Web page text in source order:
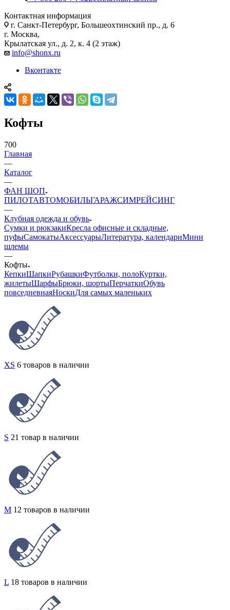
Контактная информация
г. Санкт-Петербург, Большеохтинский пр., д. 6
г. Москва,
Крылатская ул., д. 2, к. 4 (2 этаж)
info@shonx.ru
Вконтакте
Кофты
700
Главная
—
Каталог
—
ФАН ШОП
ПИЛОТАВТОМОБИЛЬГАРАЖСИМРЕЙСИНГ
—
Клубная одежда и обувь
Сумки и рюкзакиКресла офисные и складные,
пуфыСамокатыАксессуарыЛитература, календариМини
шлемы
—
Кофты
КепкиШапкиРубашкиФутболки, полоКуртки,
жилетыШарфыБрюки, шортыПерчаткиОбувь
повседневнаяНоскиДля самых маленьких
XS 6 товаров в наличии
S 21 товар в наличии
M 12 товаров в наличии
L 18 товаров в наличии